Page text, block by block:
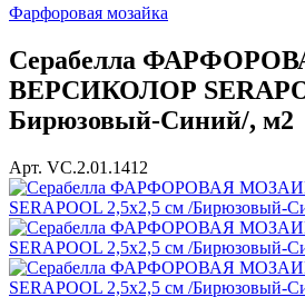
Фарфоровая мозайка
Серабелла
ВЕРСИКОЛОР
Бирюзовый-Синий/, м2
Арт. VC.2.01.1412